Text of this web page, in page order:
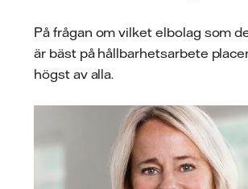
På frågan om vilket elbolag som
är bäst på hållbarhetsarbete
högst av alla.